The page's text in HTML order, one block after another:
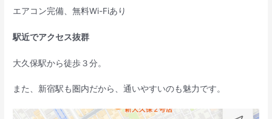
エアコン完備、無料Wi-Fiあり
駅近でアクセス抜群
大久保駅から徒歩３分。
また、新宿駅も圏内だから、通いやすいのも魅力です。